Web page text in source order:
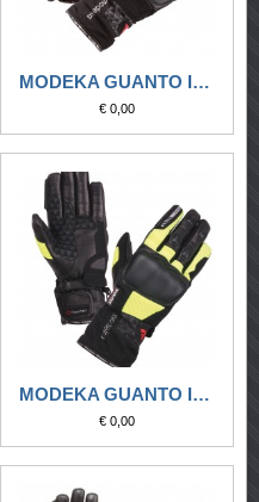
MODEKA GUANTO IMPERMEABILE TACOMA NERO
€ 0,00
MODEKA GUANTO IMPERMEABILE TACOMA NERO-GIALLO FLUO
€ 0,00